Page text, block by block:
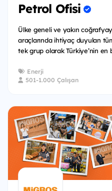
Petrol Ofisi
Ülke geneli ve yakın
araçlarında ihtiyaç duyulan
tek grup olarak Türkiye’nin en
Enerji
501-1.000 Çalışan